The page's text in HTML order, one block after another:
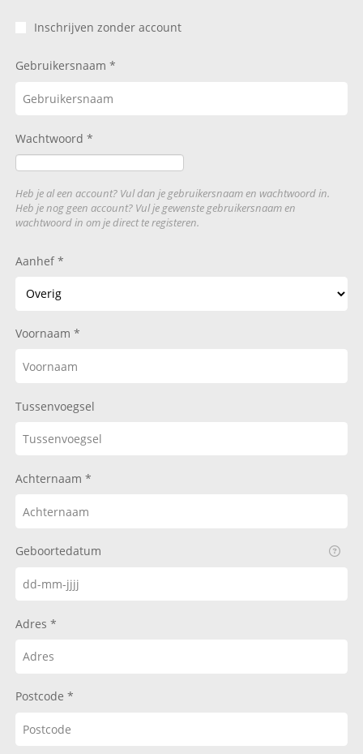
Inschrijven zonder account
Gebruikersnaam
Wachtwoord
Heb je al een account? Vul dan je gebruikersnaam en wachtwoord in.
Heb je nog geen account? Vul je gewenste gebruikersnaam en
wachtwoord in om je direct te registeren.
Aanhef
Voornaam
Tussenvoegsel
Achternaam
Geboortedatum
Adres
Postcode